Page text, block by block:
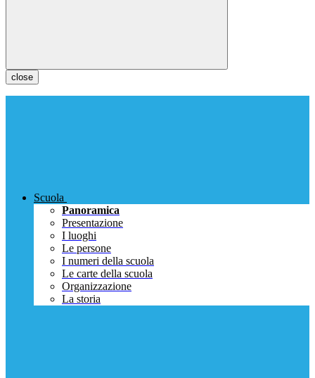
close
Scuola
Panoramica
Presentazione
I luoghi
Le persone
I numeri della scuola
Le carte della scuola
Organizzazione
La storia